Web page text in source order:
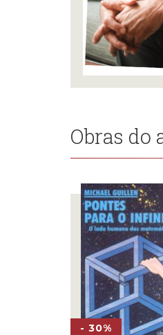
Obras do
- 30%